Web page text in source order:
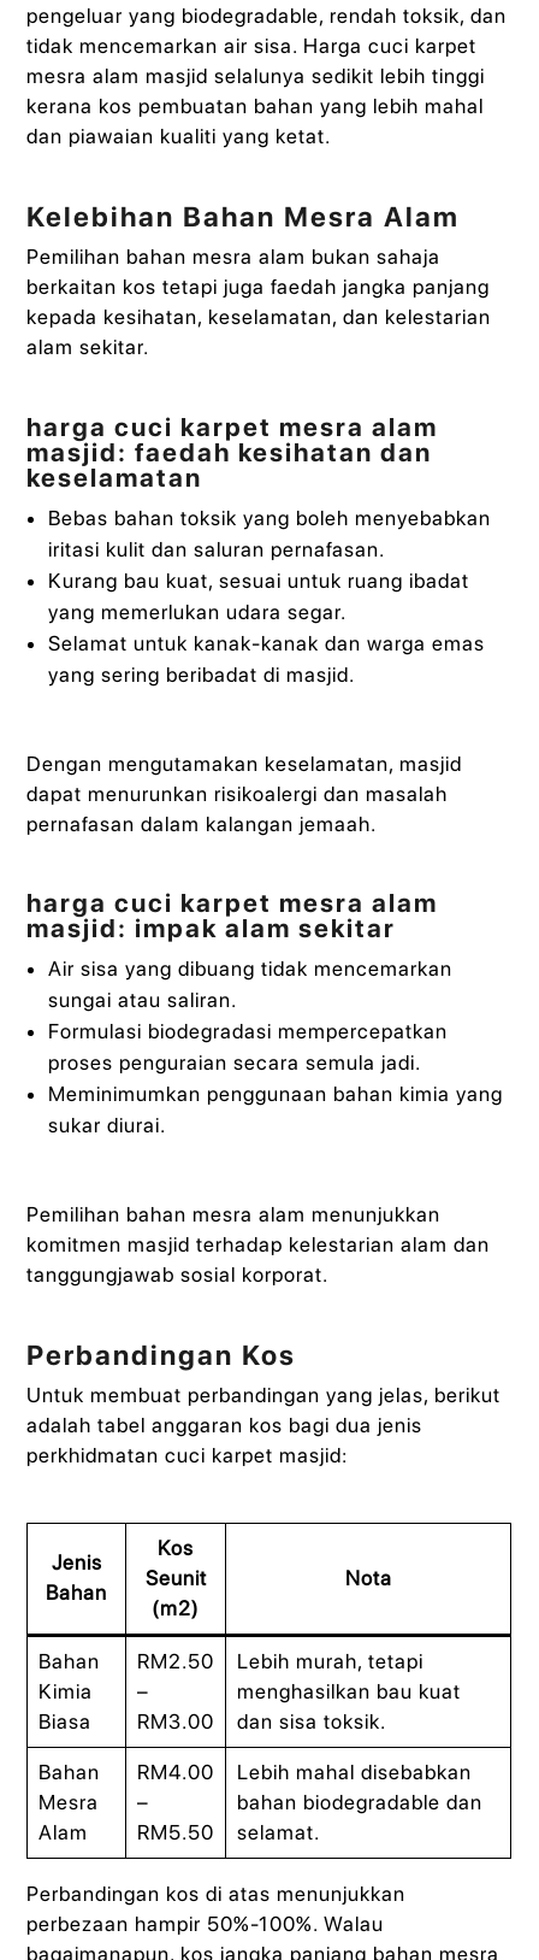
pengeluar yang biodegradable, rendah toksik, dan
tidak mencemarkan air sisa. Harga cuci karpet
mesra alam masjid selalunya sedikit lebih tinggi
kerana kos pembuatan bahan yang lebih mahal
dan piawaian kualiti yang ketat.
Kelebihan Bahan Mesra Alam
Pemilihan bahan mesra alam bukan sahaja
berkaitan kos tetapi juga faedah jangka panjang
kepada kesihatan, keselamatan, dan kelestarian
alam sekitar.
harga cuci karpet mesra alam
masjid: faedah kesihatan dan
keselamatan
Bebas bahan toksik yang boleh menyebabkan
iritasi kulit dan saluran pernafasan.
Kurang bau kuat, sesuai untuk ruang ibadat
yang memerlukan udara segar.
Selamat untuk kanak-kanak dan warga emas
yang sering beribadat di masjid.
Dengan mengutamakan keselamatan, masjid
dapat menurunkan risikoalergi dan masalah
pernafasan dalam kalangan jemaah.
harga cuci karpet mesra alam
masjid: impak alam sekitar
Air sisa yang dibuang tidak mencemarkan
sungai atau saliran.
Formulasi biodegradasi mempercepatkan
proses penguraian secara semula jadi.
Meminimumkan penggunaan bahan kimia yang
sukar diurai.
Pemilihan bahan mesra alam menunjukkan
komitmen masjid terhadap kelestarian alam dan
tanggungjawab sosial korporat.
Perbandingan Kos
Untuk membuat perbandingan yang jelas, berikut
adalah tabel anggaran kos bagi dua jenis
perkhidmatan cuci karpet masjid:
Jenis
Bahan
Kos
Seunit
(m2)
Nota
Bahan
Kimia
Biasa
RM2.50
–
RM3.00
Lebih murah, tetapi
menghasilkan bau kuat
dan sisa toksik.
Bahan
Mesra
Alam
RM4.00
–
RM5.50
Lebih mahal disebabkan
bahan biodegradable dan
selamat.
Perbandingan kos di atas menunjukkan
perbezaan hampir 50%-100%. Walau
bagaimanapun, kos jangka panjang bahan mesra